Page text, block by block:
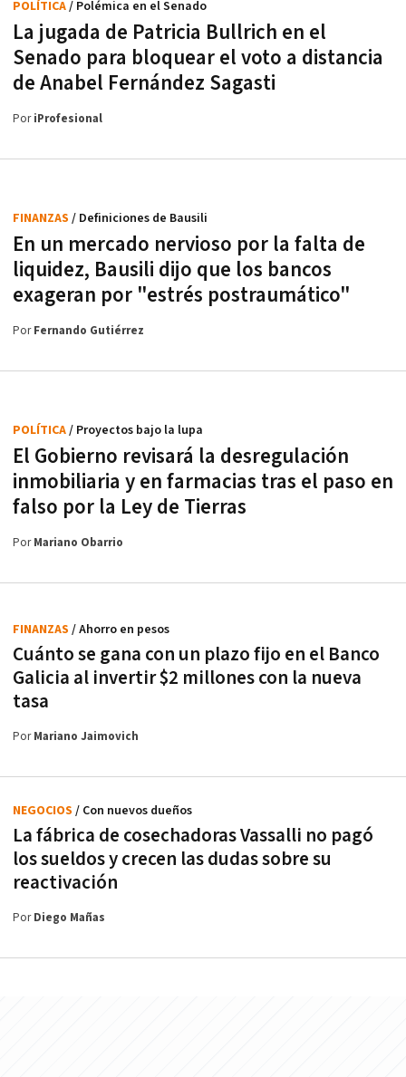
La jugada de Patricia Bullrich en el
Senado para bloquear el voto a distancia
de Anabel Fernández Sagasti
POLÍTICA/ Polémica en el Senado
PoriProfesional
En un mercado nervioso por la falta de
liquidez, Bausili dijo que los bancos
exageran por "estrés postraumático"
FINANZAS / Definiciones de Bausili
PorFernando Gutiérrez
El Gobierno revisará la desregulación
inmobiliaria y en farmacias tras el paso en
falso por la Ley de Tierras
POLÍTICA/ Proyectos bajo la lupa
PorMariano Obarrio
Cuánto se gana con un plazo fijo en el Banco
Galicia al invertir $2 millones con la nueva
tasa
FINANZAS / Ahorro en pesos
PorMariano Jaimovich
La fábrica de cosechadoras Vassalli no pagó
los sueldos y crecen las dudas sobre su
reactivación
NEGOCIOS / Con nuevos dueños
PorDiego Mañas